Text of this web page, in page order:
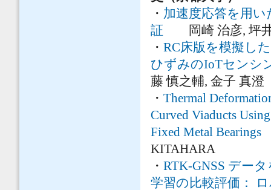
・ 加速度応答を用
証 岡崎 治彦, 坪井
・ RC床版を模擬し
ひずみのIoTセンシ
藤 慎之輔, 金子 真澄
・ Thermal
Curved Viaducts
Fixed Metal Bearings
KITAHARA
・ RTK-GNSS デー
学習の比較評価：